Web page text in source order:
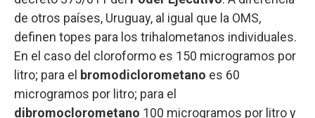
de otros países, Uruguay, al igual que la OMS,
definen topes para los trihalometanos individuales.
En el caso del cloroformo es 150 microgramos por
litro; para el bromodiclorometano es 60
microgramos por litro; para el
dibromoclorometano 100 microgramos por litro y